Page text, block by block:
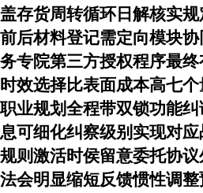
盖存货周转循环日解核实
前后材料登记需定向模块
务专院第三方授权程序最
时效选择比表面成本高七
职业规划全程带双锁功能
息可细化纠察级别实现对
规则激活时侯留意委托协
法会明显缩短反馈惯性调